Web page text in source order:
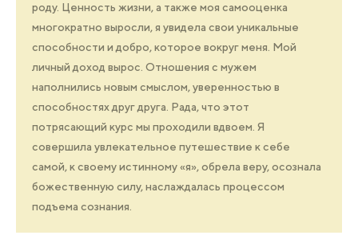
роду. Ценность жизни, а также моя самооценка
многократно выросли, я увидела свои уникальные
способности и добро, которое вокруг меня. Мой
личный доход вырос. Отношения с мужем
наполнились новым смыслом, уверенностью в
способностях друг друга. Рада, что этот
потрясающий курс мы проходили вдвоем. Я
совершила увлекательное путешествие к себе
самой, к своему истинному «я», обрела веру, осознала
божественную силу, наслаждалась процессом
подъема сознания.